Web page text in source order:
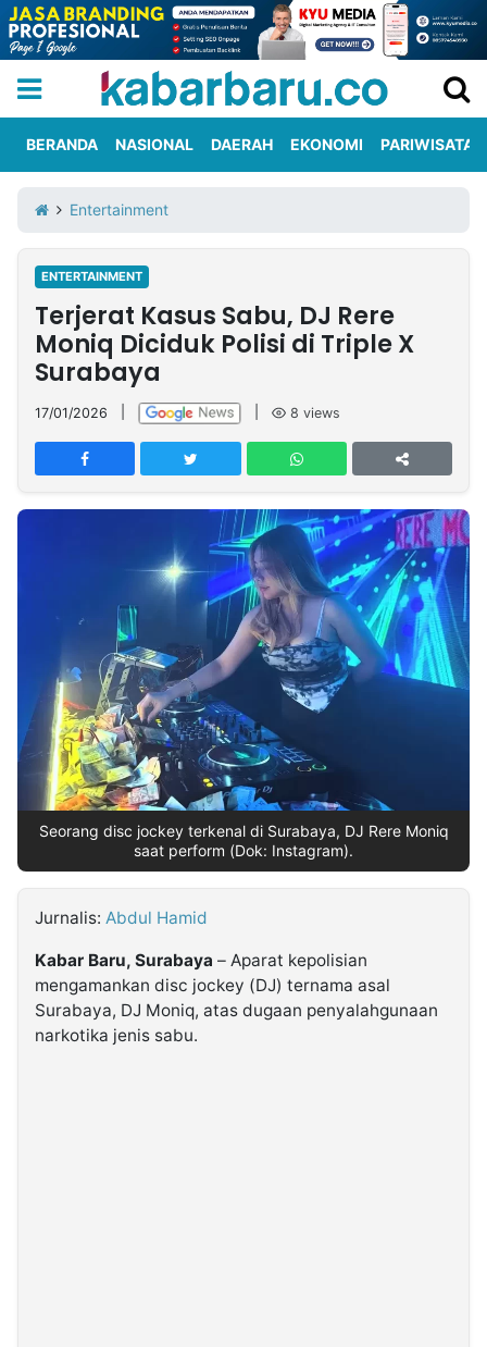
Iklan
Berita
Kami
Nasional
International
Olahraga
Entertainment
Daerah
Pariwisata
Kuliner
Kolom
Network
PT
TREETAN
INDONESIA
Rakyat
Notice
Follow
Kabarbaru
Kabarbaru.co
BERANDA NASIONAL DAERAH EKONOMI PARIWISATA
Entertainment
ENTERTAINMENT
Terjerat Kasus Sabu, DJ Rere
Moniq Diciduk Polisi di Triple X
Surabaya
17/01/2026 8 views
Seorang disc jockey terkenal di Surabaya, DJ Rere Moniq
saat perform (Dok: Instagram).
Jurnalis: Abdul Hamid
Kabar Baru, Surabaya – Aparat kepolisian
mengamankan disc jockey (DJ) ternama asal
Surabaya, DJ Moniq, atas dugaan penyalahgunaan
narkotika jenis sabu.